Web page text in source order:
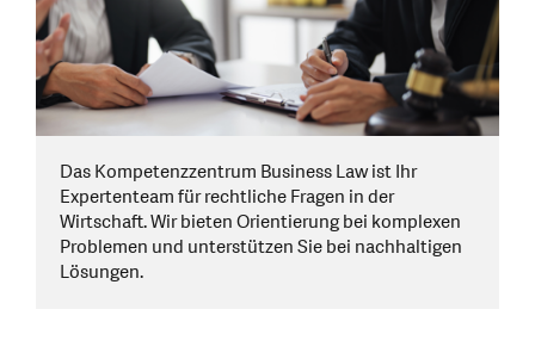
Das Kompetenzzentrum Business Law ist Ihr
Expertenteam für rechtliche Fragen in der
Wirtschaft. Wir bieten Orientierung bei komplexen
Problemen und unterstützen Sie bei nachhaltigen
Lösungen.